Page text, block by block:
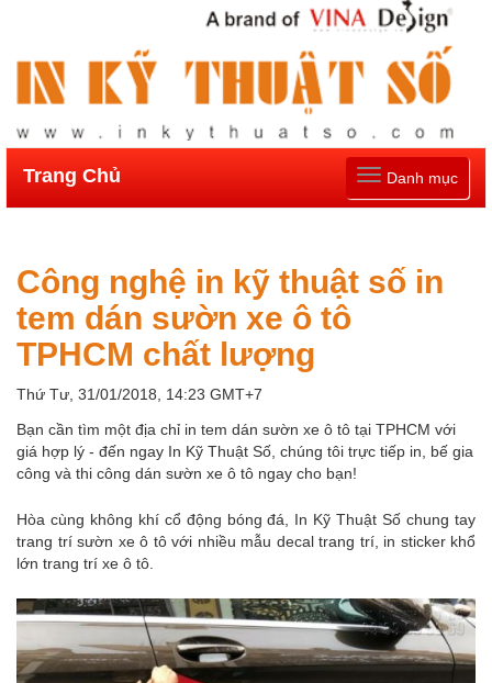
Toggle
navigation
Danh mục
Trang Chủ
Công nghệ in kỹ thuật số in
tem dán sườn xe ô tô
TPHCM chất lượng
Thứ Tư, 31/01/2018, 14:23 GMT+7
Bạn cần tìm một địa chỉ in tem dán sườn xe ô tô tại TPHCM với
giá hợp lý - đến ngay In Kỹ Thuật Số, chúng tôi trực tiếp in, bế gia
công và thi công dán sườn xe ô tô ngay cho bạn!
Hòa cùng không khí cổ động bóng đá, In Kỹ Thuật Số chung tay
trang trí sườn xe ô tô với nhiều mẫu decal trang trí, in sticker khổ
lớn trang trí xe ô tô.